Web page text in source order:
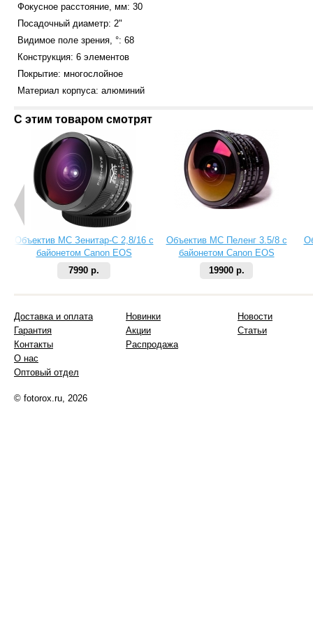
Фокусное расстояние, мм: 30
Посадочный диаметр: 2"
Видимое поле зрения, °: 68
Конструкция: 6 элементов
Покрытие: многослойное
Материал корпуса: алюминий
С этим товаром смотрят
Объектив МС Зенитар-C 2,8/16 с
байонетом Canon EOS
7990 р.
Объектив МС Пеленг 3.5/8 с
байонетом Canon EOS
19900 р.
Доставка и оплата
Гарантия
Контакты
О нас
Оптовый отдел
Новинки
Акции
Распродажа
Новости
Статьи
© fotorox.ru, 2026